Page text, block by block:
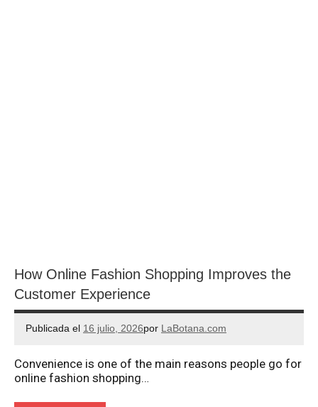
How Online Fashion Shopping Improves the
Customer Experience
Publicada el 16 julio, 2026por LaBotana.com
Convenience is one of the main reasons people go for
online fashion shopping…